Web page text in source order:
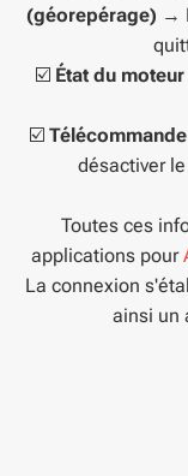
(géorepérage) →
☑️ État du
☑️ Télécommande
désactiver
Toutes ces
applications pour
La connexion
ainsi un